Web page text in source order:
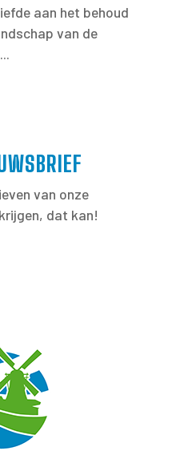
aan het behoud
van de
van onze
dat kan!